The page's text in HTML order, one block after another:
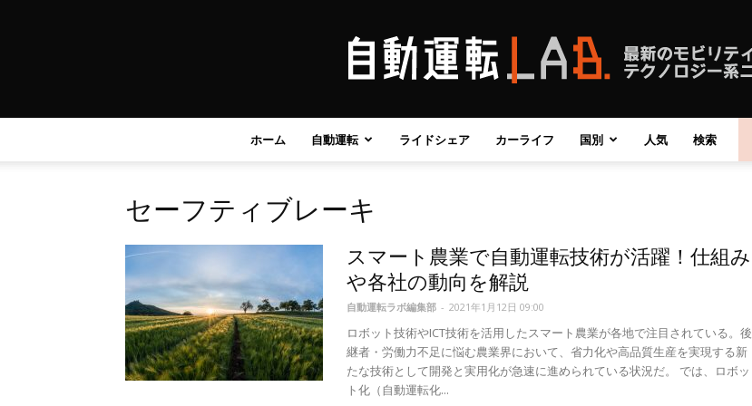
自
動
運
ホーム 自動運転 ライドシェア カーライフ 国別 人気 検索
セーフティブレーキ
スマート農業で自動運転技術が活躍！仕組み
や各社の動向を解説
自動運転ラボ編集部 - 2021年1月12日 09:00
ロボット技術やICT技術を活用したスマート農業が各地で注目されている。後
継者・労働力不足に悩む農業界において、省力化や高品質生産を実現する新
たな技術として開発と実用化が急速に進められている状況だ。 では、ロボッ
ト化（自動運転化...